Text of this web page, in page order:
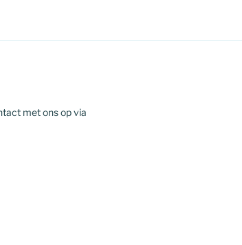
met ons op via